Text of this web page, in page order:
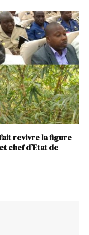
revivre la figure
chef d’Etat de